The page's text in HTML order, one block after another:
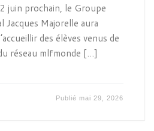
juin prochain, le Groupe
Jacques Majorelle aura
des élèves venus de
réseau mlfmonde […]
Publié mai 29, 2026